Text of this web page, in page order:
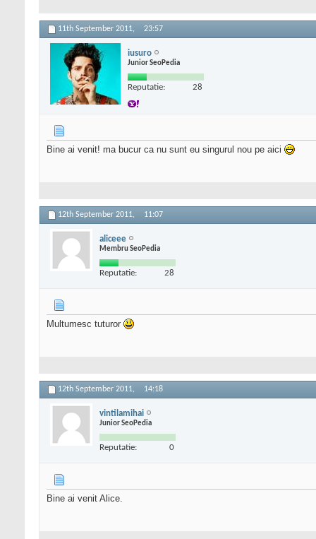
11th September 2011, 23:57
iusuro
Junior SeoPedia
Reputatie: 28
Bine ai venit! ma bucur ca nu sunt eu singurul nou pe aici
12th September 2011, 11:07
aliceee
Membru SeoPedia
Reputatie: 28
Multumesc tuturor
12th September 2011, 14:18
vintilamihai
Junior SeoPedia
Reputatie: 0
Bine ai venit Alice.